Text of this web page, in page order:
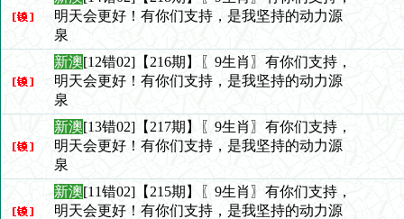
明天会更好！有你们支持，是我坚持的动力源
泉
新澳[12错02]【216期】〖9生肖〗有你们支持，
明天会更好！有你们支持，是我坚持的动力源
泉
新澳[13错02]【217期】〖9生肖〗有你们支持，
明天会更好！有你们支持，是我坚持的动力源
泉
新澳[11错02]【215期】〖9生肖〗有你们支持，
明天会更好！有你们支持，是我坚持的动力源